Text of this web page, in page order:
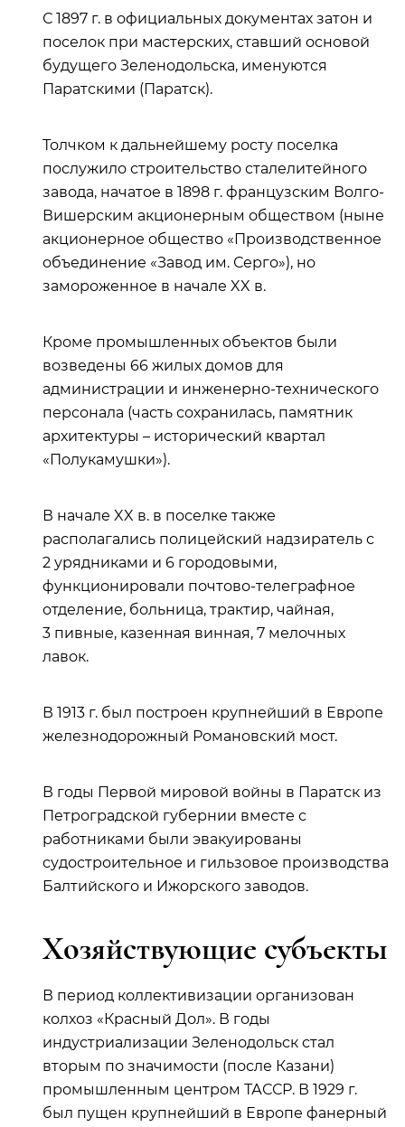
С 1897 г. в официальных документах затон и
поселок при мастерских, ставший основой
будущего Зеленодольска, именуются
Паратскими (Паратск).
Толчком к дальнейшему росту поселка
послужило строительство сталелитейного
завода, начатое в 1898 г. французским Волго-
Вишерским акционерным обществом (ныне
акционерное общество «Производственное
объединение «Завод им. Серго»), но
замороженное в начале XX в.
Кроме промышленных объектов были
возведены 66 жилых домов для
администрации и инженерно-технического
персонала (часть сохранилась, памятник
архитектуры – исторический квартал
«Полукамушки»).
В начале XX в. в поселке также
располагались полицейский надзиратель с
2 урядниками и 6 городовыми,
функционировали почтово-телеграфное
отделение, больница, трактир, чайная,
3 пивные, казенная винная, 7 мелочных
лавок.
В 1913 г. был построен крупнейший в Европе
железнодорожный Романовский мост.
В годы Первой мировой войны в Паратск из
Петроградской губернии вместе с
работниками были эвакуированы
судостроительное и гильзовое производства
Балтийского и Ижорского заводов.
Хозяйствующие субъекты
В период коллективизации организован
колхоз «Красный Дол». В годы
индустриализации Зеленодольск стал
вторым по значимости (после Казани)
промышленным центром ТАССР. В 1929 г.
был пущен крупнейший в Европе фанерный